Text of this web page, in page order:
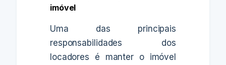
imóvel
Uma das principais
responsabilidades dos
locadores é manter o imóvel